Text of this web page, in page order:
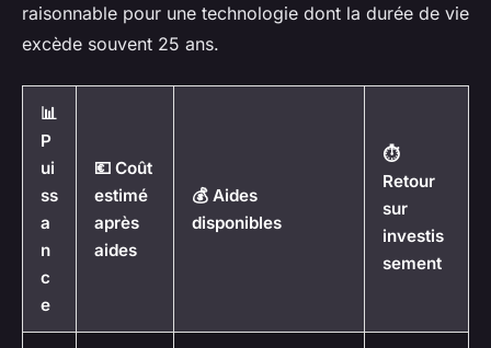
raisonnable pour une technologie dont la durée de vie
excède souvent 25 ans.
📊
P
ui
ss
a
n
c
e
💶 Coût
estimé
après
aides
💰 Aides
disponibles
⏱️
Retour
sur
investis
sement